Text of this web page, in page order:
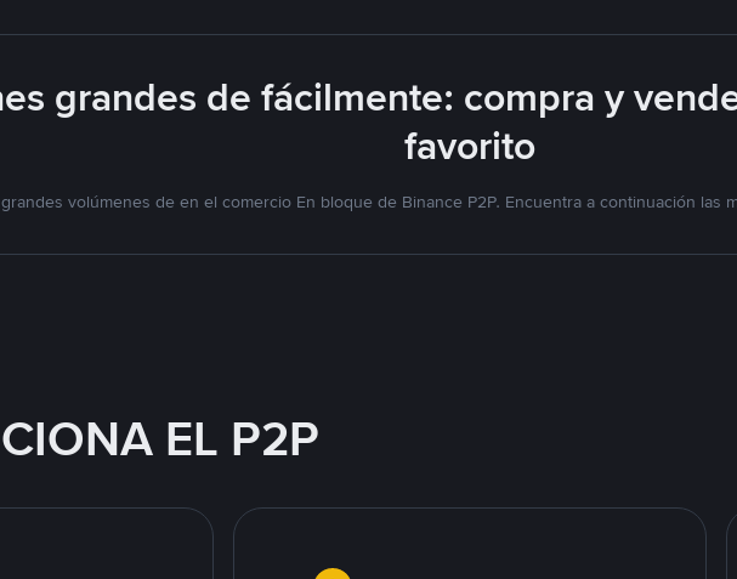
grandes de fácilmente: compra y
favorito
volúmenes de en el comercio En bloque de Binance P2P. Encuentra a continuación las
EL P2P